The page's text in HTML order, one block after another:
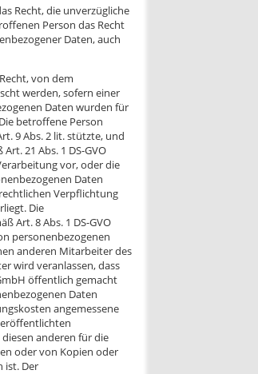
Recht, die unverzügliche
Person das Recht
Daten, auch
von dem
werden, sofern einer
Daten wurden für
betroffene Person
9 Abs. 2 lit. stützte, und
21 Abs. 1 DS-GVO
vor, oder die
Daten
Verpflichtung
Die
Art. 8 Abs. 1 DS-GVO
personenbezogenen
anderen Mitarbeiter des
wird veranlassen, dass
öffentlich gemacht
Daten
angemessene
anderen für die
oder von Kopien oder
ist. Der